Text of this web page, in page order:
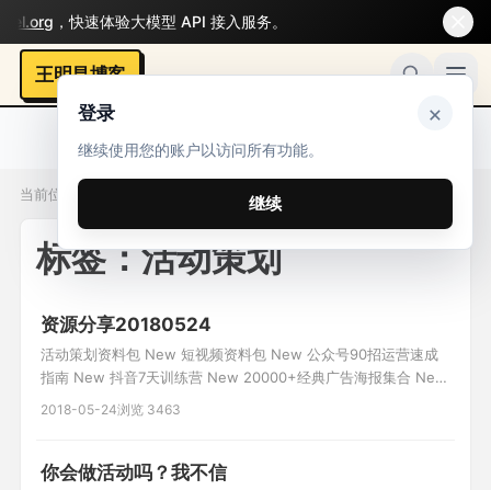
登录 ×
继续使用您的账户以访问所有功能。
继续
，快速体验大模型 API 接入服务。
王明昌博客
当前位置：标签 / 活动策划
标签：活动策划
资源分享20180524
活动策划资料包 New 短视频资料包 New 公众号90招运营速成
指南 New 抖音7天训练营 New 20000+经典广告海报集合 New
小程序资料包 New
2018-05-24浏览 3463
你会做活动吗？我不信